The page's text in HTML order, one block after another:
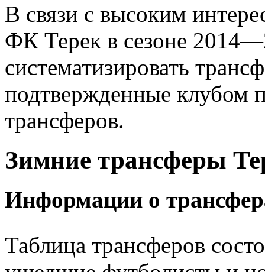
В связи с высоким
ФК Терек в сезоне
систематизировать
подтвержденные клубом
трансферов.
Зимние трансферы
Информации о
Таблица трансферов